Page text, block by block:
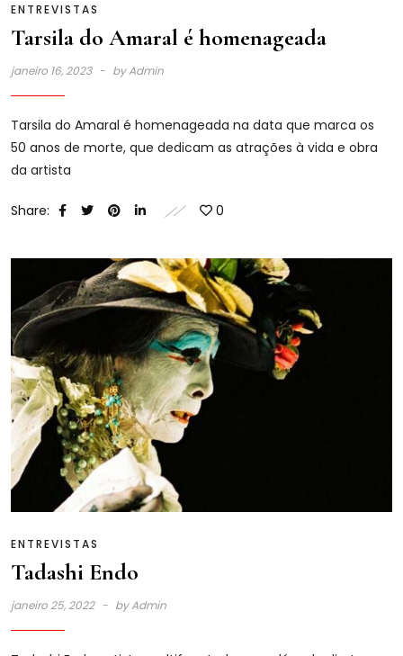
ENTREVISTAS
Tarsila do Amaral é homenageada
janeiro 16, 2023 byAdmin
Tarsila do Amaral é homenageada na data que marca os
50 anos de morte, que dedicam as atrações à vida e obra
da artista
Share: 0
ENTREVISTAS
Tadashi Endo
janeiro 25, 2022 byAdmin